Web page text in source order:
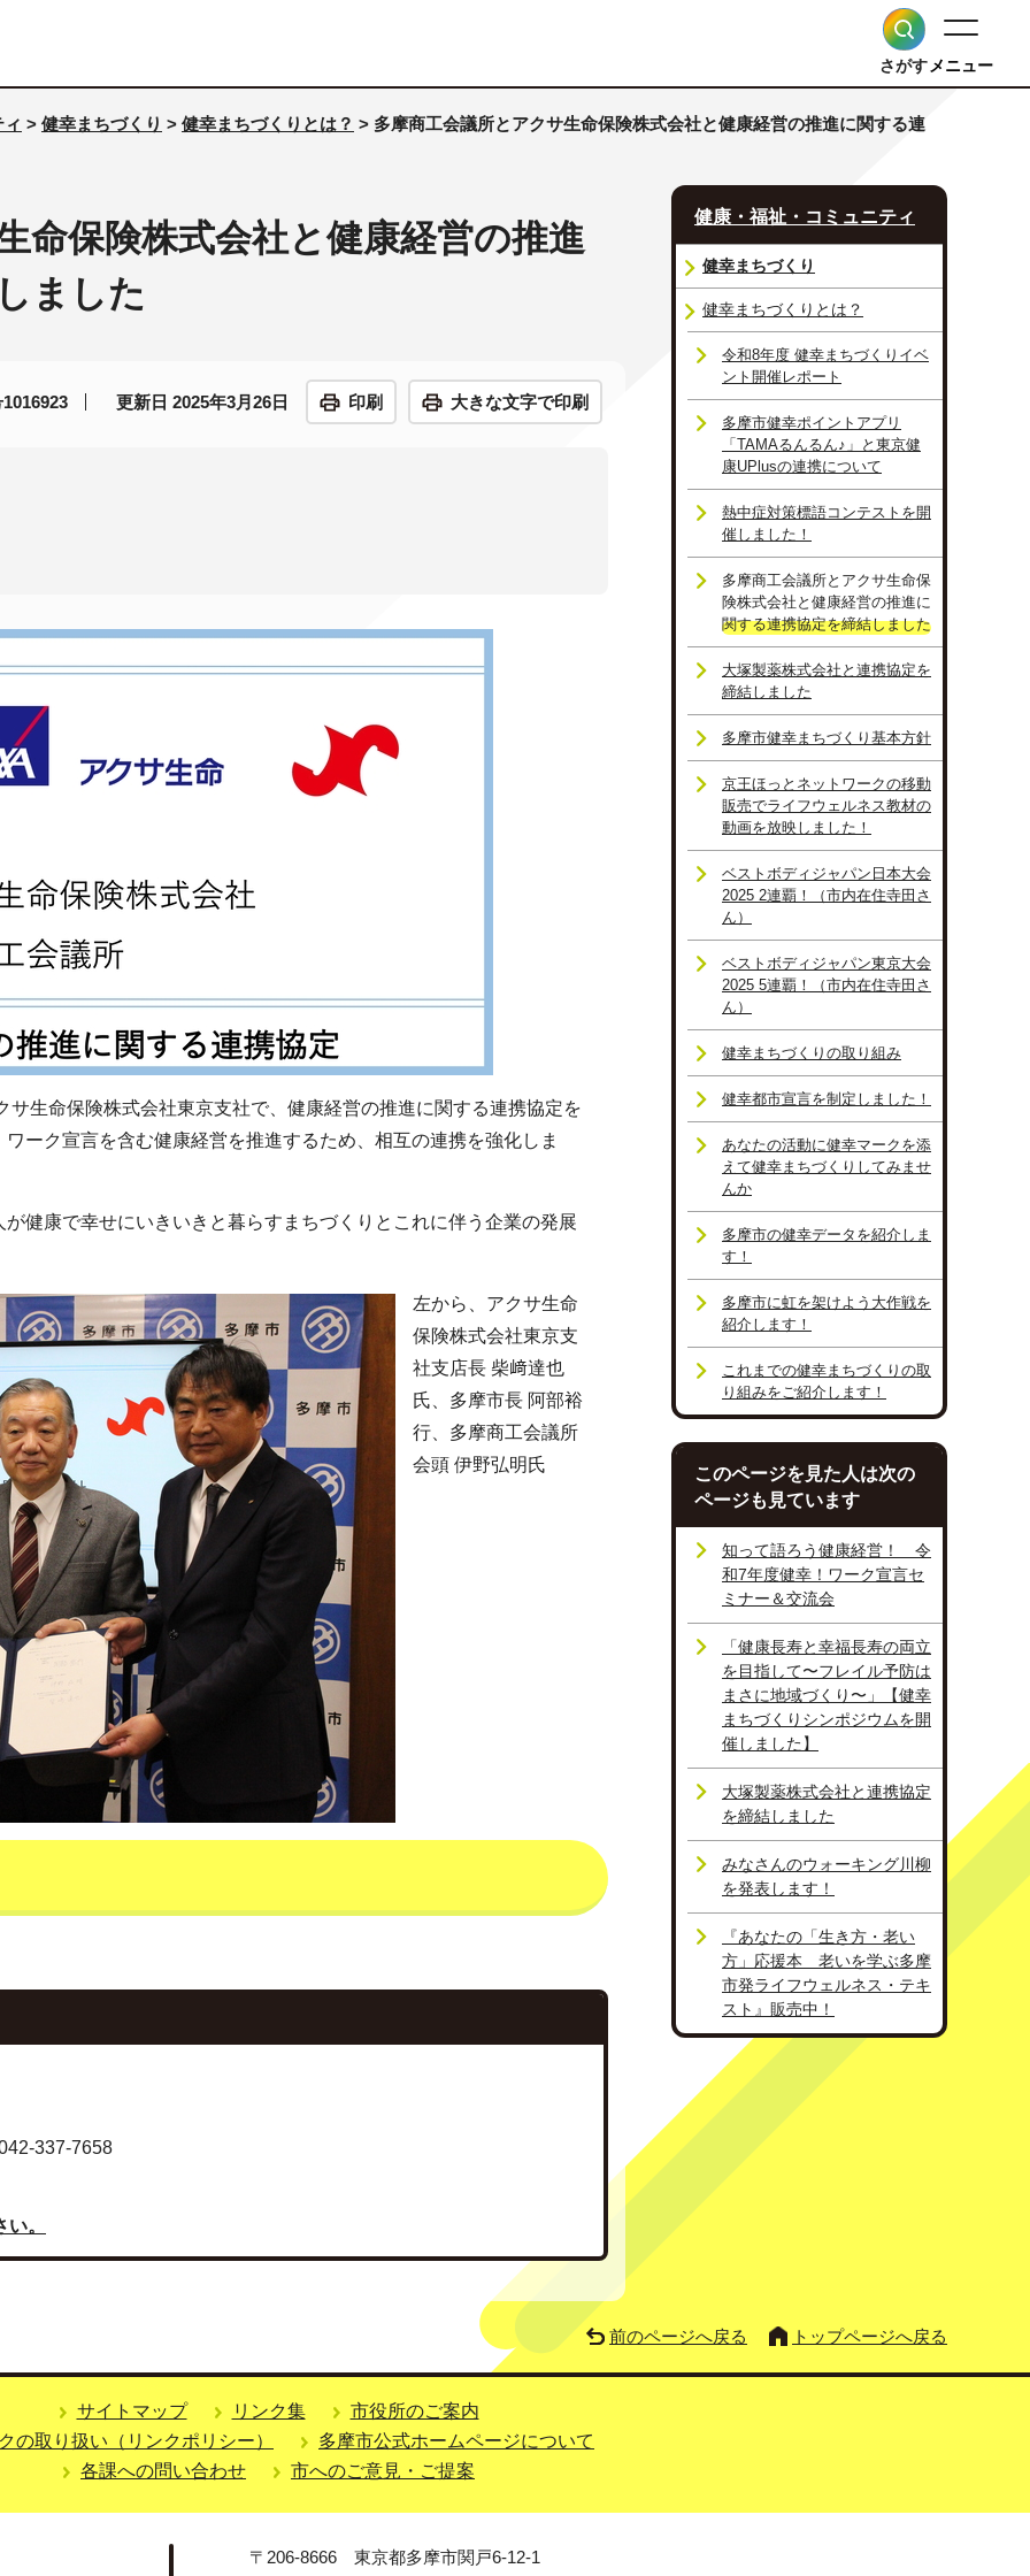
さがすメニュー
> 健幸まちづくり > 健幸まちづくりとは？ > 多摩商工会議所とアクサ生命保険株式会社と健康経営の推進に関する連
命保険株式会社と健康経営の推進
ました
更新日 2025年3月26日 印刷 大きな文字で印刷
生命保険株式会社東京支社で、健康経営の推進に関する連携協定を
ーク宣言を含む健康経営を推進するため、相互の連携を強化しま
健康で幸せにいきいきと暮らすまちづくりとこれに伴う企業の発展
左から、アクサ生命
保険株式会社東京支
社支店長 柴﨑達也
氏、多摩市長 阿部裕
行、多摩商工会議所
会頭 伊野弘明氏
337-7658
。
健康・福祉・コミュニティ
健幸まちづくり
健幸まちづくりとは？
令和8年度 健幸まちづくりイベ
ント開催レポート
多摩市健幸ポイントアプリ
「TAMAるんるん♪」と東京健
康UPlusの連携について
熱中症対策標語コンテストを開
催しました！
多摩商工会議所とアクサ生命保
険株式会社と健康経営の推進に
関する連携協定を締結しました
大塚製薬株式会社と連携協定を
締結しました
多摩市健幸まちづくり基本方針
京王ほっとネットワークの移動
販売でライフウェルネス教材の
動画を放映しました！
ベストボディジャパン日本大会
2025 2連覇！（市内在住寺田さ
ん）
ベストボディジャパン東京大会
2025 5連覇！（市内在住寺田さ
ん）
健幸まちづくりの取り組み
健幸都市宣言を制定しました！
あなたの活動に健幸マークを添
えて健幸まちづくりしてみませ
んか
多摩市の健幸データを紹介しま
す！
多摩市に虹を架けよう大作戦を
紹介します！
これまでの健幸まちづくりの取
り組みをご紹介します！
このページを見た人は次の
ページも見ています
知って語ろう健康経営！ 令
和7年度健幸！ワーク宣言セ
ミナー＆交流会
「健康長寿と幸福長寿の両立
を目指して〜フレイル予防は
まさに地域づくり〜」【健幸
まちづくりシンポジウムを開
催しました】
大塚製薬株式会社と連携協定
を締結しました
みなさんのウォーキング川柳
を発表します！
『あなたの「生き方・老い
方」応援本 老いを学ぶ多摩
市発ライフウェルネス・テキ
スト』販売中！
前のページへ戻る トップページへ戻る
サイトマップ リンク集
市役所のご案内
の取り扱い（リンクポリシー）
多摩市公式ホームページについて
各課への問い合わせ
市へのご意見・ご提案
〒206-8666 東京都多摩市関戸6-12-1